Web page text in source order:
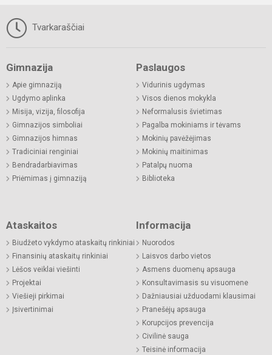
Tvarkaraščiai
Gimnazija
Apie gimnaziją
Ugdymo aplinka
Misija, vizija, filosofija
Gimnazijos simboliai
Gimnazijos himnas
Tradiciniai renginiai
Bendradarbiavimas
Priėmimas į gimnaziją
Paslaugos
Vidurinis ugdymas
Visos dienos mokykla
Neformalusis švietimas
Pagalba mokiniams ir tėvams
Mokinių pavėžėjimas
Mokinių maitinimas
Patalpų nuoma
Biblioteka
Ataskaitos
Biudžeto vykdymo ataskaitų rinkiniai
Finansinių ataskaitų rinkiniai
Lėšos veiklai viešinti
Projektai
Viešieji pirkimai
Įsivertinimai
Informacija
Nuorodos
Laisvos darbo vietos
Asmens duomenų apsauga
Konsultavimasis su visuomene
Dažniausiai užduodami klausimai
Pranešėjų apsauga
Korupcijos prevencija
Civilinė sauga
Teisinė informacija